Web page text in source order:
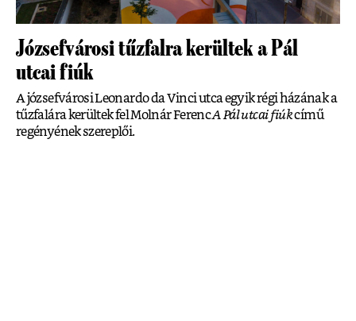
Józsefvárosi tűzfalra kerültek a Pál
utcai fiúk
A józsefvárosi Leonardo da Vinci utca egyik régi házának a
tűzfalára kerültek fel Molnár FerencA Pál utcai fiúkcímű
regényének szereplői.